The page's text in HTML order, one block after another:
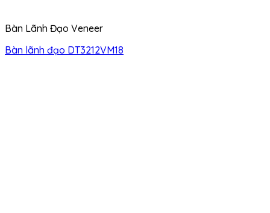
Bàn Lãnh Đạo Veneer
Bàn lãnh đạo DT3212VM18